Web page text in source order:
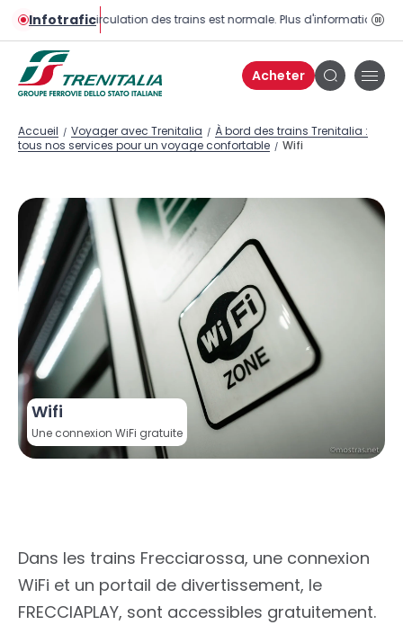
InfotraficLa circulation des trains est normale. Plus d'informations
Acheter
Bouton
recherche
Accueil / Voyager avec Trenitalia / À bord des trains Trenitalia :
tous nos services pour un voyage confortable / Wifi
Wifi
Une connexion WiFi gratuite
Dans les trains Frecciarossa, une connexion
WiFi et un portail de divertissement, le
FRECCIAPLAY, sont accessibles gratuitement.